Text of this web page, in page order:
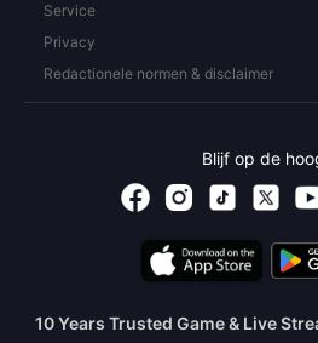
Service
Privacy
Redactionele normen & disclaimer
Blijf op de
10 Years Trusted Game & Live